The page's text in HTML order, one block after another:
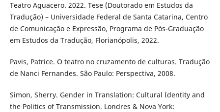
Teatro Aguacero. 2022. Tese (Doutorado em Estudos da
Tradução) – Universidade Federal de Santa Catarina, Centro
de Comunicação e Expressão, Programa de Pós-Graduação
em Estudos da Tradução, Florianópolis, 2022.
Pavis, Patrice. O teatro no cruzamento de culturas. Tradução
de Nanci Fernandes. São Paulo: Perspectiva, 2008.
Simon, Sherry. Gender in Translation: Cultural Identity and
the Politics of Transmission. Londres & Nova York: